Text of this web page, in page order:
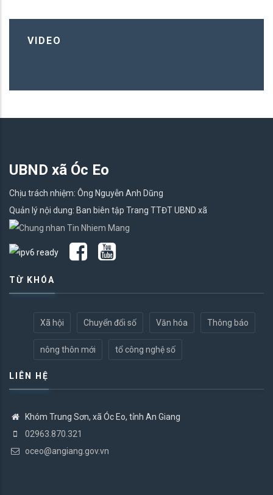
VIDEO
UBND xã Óc Eo
Chịu trách nhiệm: Ông Nguyễn Anh Dũng
Quản lý nội dung: Ban biên tập Trang TTĐT UBND xã
TỪ KHÓA
Xã hội Chuyển đổi số Văn hóa Thông báo
nông thôn mới tổ công nghệ số
LIÊN HỆ
Khóm Trung Sơn, xã Óc Eo, tỉnh An Giang
02963.870.321
oceo@angiang.gov.vn